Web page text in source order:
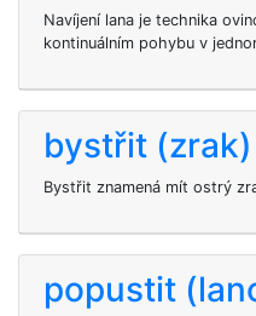
Navíjení lana je technika
kontinuálním pohybu v
bystřit (zrak)
Bystřit znamená mít ostrý
popustit